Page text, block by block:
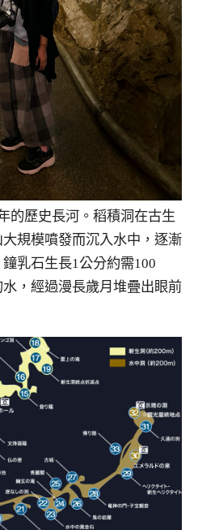
的歷史長河。稻積洞在古生
規模噴發而沉入水中，逐漸
乳石生長1公分約需100
，經過漫長歲月堆疊出眼前